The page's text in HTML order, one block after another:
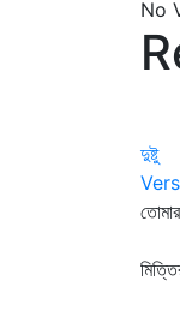
No
দুষ্টু